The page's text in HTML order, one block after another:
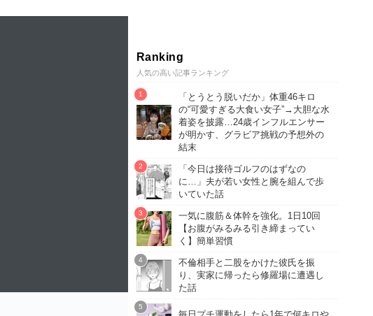
Ranking
人気の高い記事ランキング
「とうとう脱いだか」体重46キロ
の“可愛すぎる大食い女子”→大胆な水
着姿を披露…24歳インフルエンサー
が明かす、グラビア挑戦の予想外の
結末
「今日は接待ゴルフのはずなの
に…」夫が若い女性と腕を組んで歩
いていた話
一気に腹筋＆体幹を強化。1日10回
【お腹がみるみる引き締まってい
く】簡単習慣
不倫相手と二股をかけた彼氏を振
り、実家に帰ったら修羅場に遭遇し
た話